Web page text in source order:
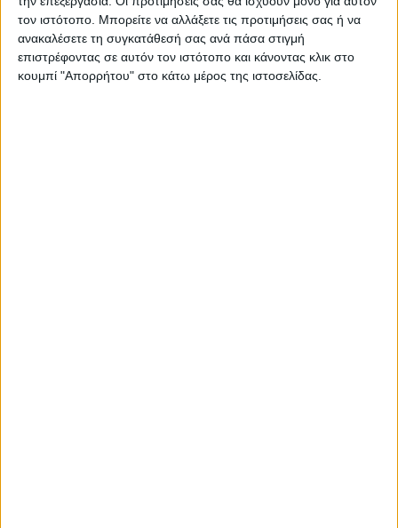
τον ιστότοπο. Μπορείτε να αλλάξετε τις προτιμήσεις σας ή να
ανακαλέσετε τη συγκατάθεσή σας ανά πάσα στιγμή
επιστρέφοντας σε αυτόν τον ιστότοπο και κάνοντας κλικ στο
κουμπί "Απορρήτου" στο κάτω μέρος της ιστοσελίδας.
ΠΑΡΟΜΟΙΑ ΑΡΘΡΑ